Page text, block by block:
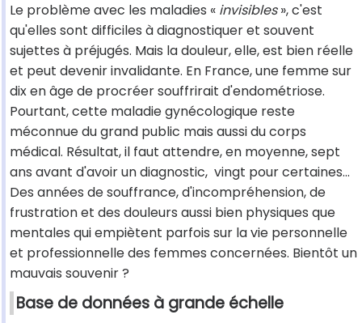
Le problème avec les maladies « invisibles», c'est
qu'elles sont difficiles à diagnostiquer et souvent
sujettes à préjugés. Mais la douleur, elle, est bien réelle
et peut devenir invalidante. En France, une femme sur
dix en âge de procréer souffrirait d'endométriose.
Pourtant, cette maladie gynécologique reste
méconnue du grand public mais aussi du corps
médical. Résultat, il faut attendre, en moyenne, sept
ans avant d'avoir un diagnostic, vingt pour certaines…
Des années de souffrance, d'incompréhension, de
frustration et des douleurs aussi bien physiques que
mentales qui empiètent parfois sur la vie personnelle
et professionnelle des femmes concernées. Bientôt un
mauvais souvenir ?
Base de données à grande échelle